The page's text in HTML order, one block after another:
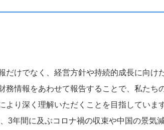
ス 沿革
アリティ）
ダイバーシティ・エ
＆インクルージョン
リシー
配当の推移
定款・株式取扱規程
アナリストカバレッ
だけでなく、経営方針や持続的成長に向け
務情報をあわせて報告することで、私たち
より深く理解いただくことを目指していま
3年間に及ぶコロナ禍の収束や中国の景気